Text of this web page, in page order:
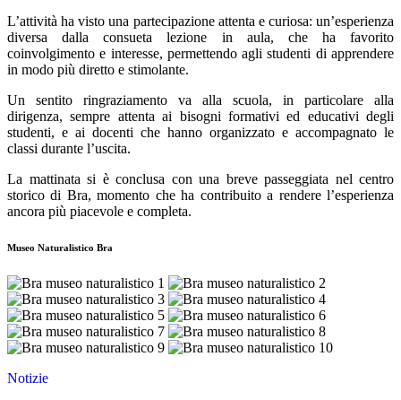
L’attività ha visto una partecipazione attenta e curiosa: un’esperienza
diversa dalla consueta lezione in aula, che ha favorito
coinvolgimento e interesse, permettendo agli studenti di apprendere
in modo più diretto e stimolante.
Un sentito ringraziamento va alla scuola, in particolare alla
dirigenza, sempre attenta ai bisogni formativi ed educativi degli
studenti, e ai docenti che hanno organizzato e accompagnato le
classi durante l’uscita.
La mattinata si è conclusa con una breve passeggiata nel centro
storico di Bra, momento che ha contribuito a rendere l’esperienza
ancora più piacevole e completa.
Museo Naturalistico Bra
Notizie